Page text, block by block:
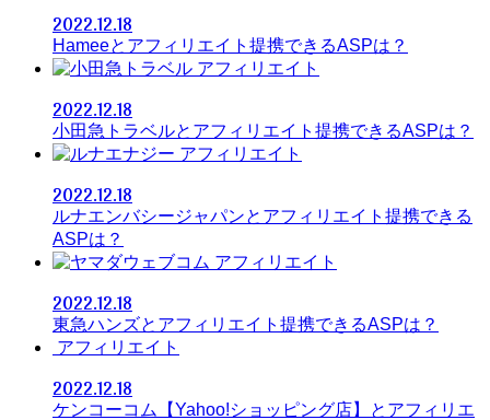
2022.12.18
Hameeとアフィリエイト提携できるASPは？
アフィリエイト
2022.12.18
小田急トラベルとアフィリエイト提携できるASPは？
アフィリエイト
2022.12.18
ルナエンバシージャパンとアフィリエイト提携できる
ASPは？
アフィリエイト
2022.12.18
東急ハンズとアフィリエイト提携できるASPは？
アフィリエイト
2022.12.18
ケンコーコム【Yahoo!ショッピング店】とアフィリエ